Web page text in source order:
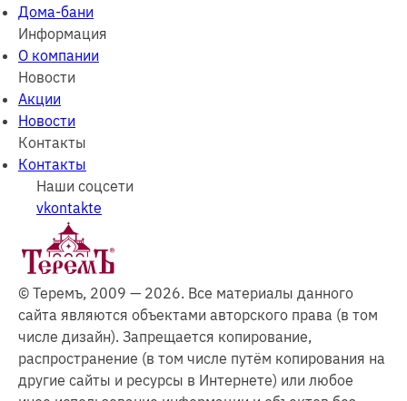
Дома-бани
Информация
О компании
Новости
Акции
Новости
Контакты
Контакты
Наши соцсети
vkontakte
© Теремъ, 2009 — 2026. Все материалы данного
сайта являются объектами авторского права (в том
числе дизайн). Запрещается копирование,
распространение (в том числе путём копирования на
другие сайты и ресурсы в Интернете) или любое